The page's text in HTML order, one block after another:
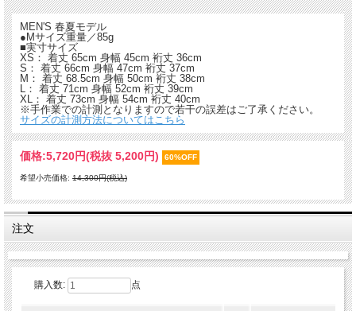
MEN'S 春夏モデル
●Mサイズ重量／85g
■実寸サイズ
XS： 着丈 65cm 身幅 45cm 裄丈 36cm
S： 着丈 66cm 身幅 47cm 裄丈 37cm
M： 着丈 68.5cm 身幅 50cm 裄丈 38cm
L： 着丈 71cm 身幅 52cm 裄丈 39cm
XL： 着丈 73cm 身幅 54cm 裄丈 40cm
※手作業での計測となりますので若干の誤差はご了承ください。
サイズの計測方法についてはこちら
価格:5,720円(税抜 5,200円) 60%OFF
希望小売価格: 14,300円(税込)
注文
購入数: 点